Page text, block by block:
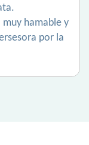
muy hamable y
por la